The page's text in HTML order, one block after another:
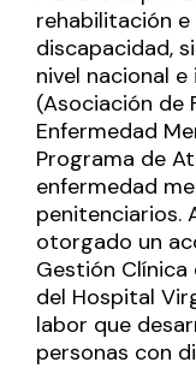
rehabilitación
discapacidad,
nivel nacional e
(Asociación de
Enfermedad
Programa de
enfermedad
penitenciarios.
otorgado un
Gestión Clínica
del Hospital
labor que
personas con